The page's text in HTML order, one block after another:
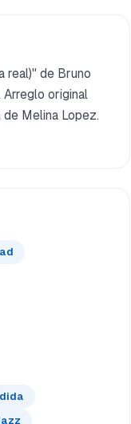
real)" de Bruno
Arreglo original
Melina Lopez.